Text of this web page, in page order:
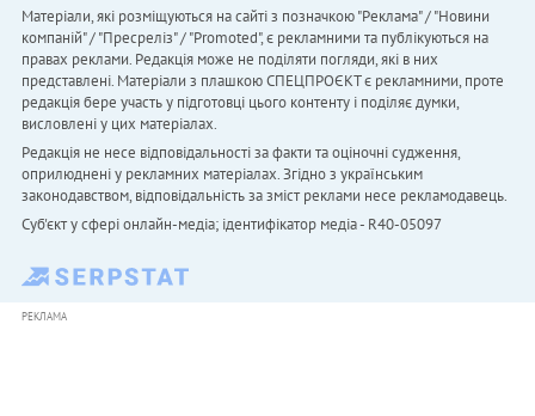
Матеріали, які розміщуються на сайті з позначкою "Реклама" / "Новини
компаній" / "Пресреліз" / "Promoted", є рекламними та публікуються на
правах реклами. Редакція може не поділяти погляди, які в них
представлені. Матеріали з плашкою СПЕЦПРОЄКТ є рекламними, проте
редакція бере участь у підготовці цього контенту і поділяє думки,
висловлені у цих матеріалах.
Редакція не несе відповідальності за факти та оціночні судження,
оприлюднені у рекламних матеріалах. Згідно з українським
законодавством, відповідальність за зміст реклами несе рекламодавець.
Cуб'єкт у сфері онлайн-медіа; ідентифікатор медіа - R40-05097
РЕКЛАМА